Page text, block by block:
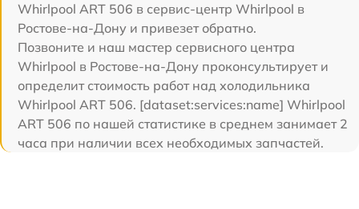
Whirlpool ART 506 в сервис-центр Whirlpool в
Ростове-на-Дону и привезет обратно.
Позвоните и наш мастер сервисного центра
Whirlpool в Ростове-на-Дону проконсультирует и
определит стоимость работ над холодильника
Whirlpool ART 506. [dataset:services:name] Whirlpool
ART 506 по нашей статистике в среднем занимает 2
часа при наличии всех необходимых запчастей.